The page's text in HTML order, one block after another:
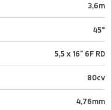
3,6m
45°
5,5 x 16" 6F RD
80cv
4,76mm